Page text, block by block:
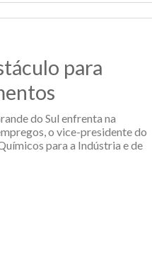
para
do Sul enfrenta na
o vice-presidente do
para a Indústria e de